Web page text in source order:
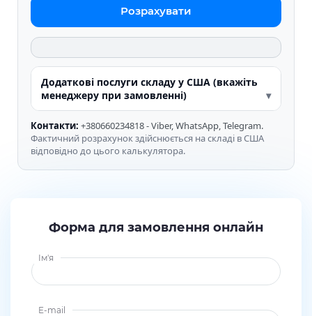
Розрахувати
Додаткові послуги складу у США (вкажіть
менеджеру при замовленні)
Контакти: +380660234818 - Viber, WhatsApp, Telegram.
Фактичний розрахунок здійснюється на складі в США
відповідно до цього калькулятора.
Форма для замовлення онлайн
Ім'я
E-mail